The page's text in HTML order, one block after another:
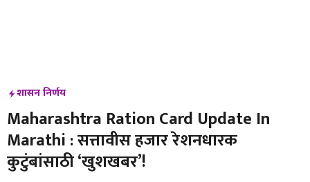
शासन निर्णय
Maharashtra Ration Card Update In
Marathi : सत्तावीस हजार रेशनधारक
कुटुंबांसाठी ‘खुशखबर’!